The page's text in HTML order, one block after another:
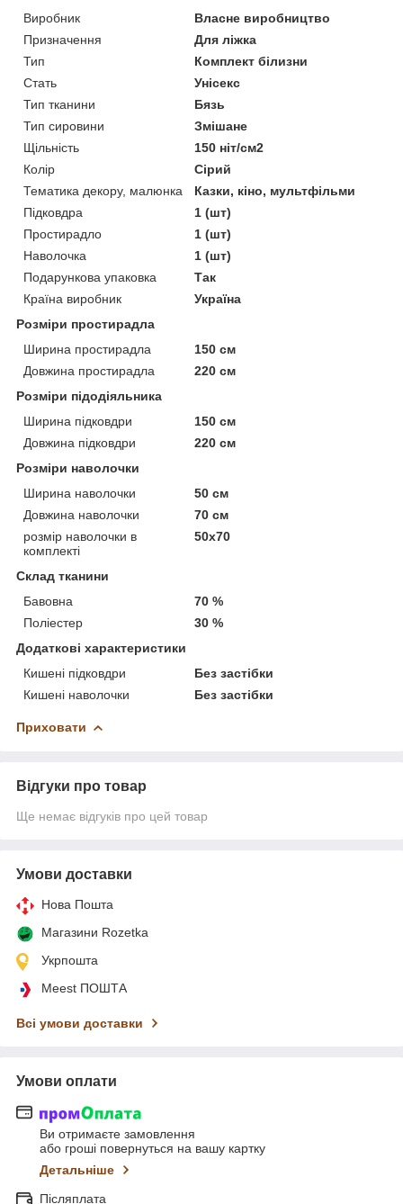
Виробник
Власне виробництво
Призначення
Для ліжка
Тип
Комплект білизни
Стать
Унісекс
Тип тканини
Бязь
Тип сировини
Змішане
Щільність
150 ніт/см2
Колір
Сірий
Тематика декору, малюнка
Казки, кіно, мультфільми
Підковдра
1 (шт)
Простирадло
1 (шт)
Наволочка
1 (шт)
Подарункова упаковка
Так
Країна виробник
Україна
Розміри простирадла
Ширина простирадла
150 см
Довжина простирадла
220 см
Розміри підодіяльника
Ширина підковдри
150 см
Довжина підковдри
220 см
Розміри наволочки
Ширина наволочки
50 см
Довжина наволочки
70 см
розмір наволочки в
комплекті
50х70
Склад тканини
Бавовна
70 %
Поліестер
30 %
Додаткові характеристики
Кишені підковдри
Без застібки
Кишені наволочки
Без застібки
Приховати
Відгуки про товар
Ще немає відгуків про цей товар
Умови доставки
Нова Пошта
Магазини Rozetka
Укрпошта
Meest ПОШТА
Всі умови доставки
Умови оплати
Ви отримаєте замовлення
або гроші повернуться на вашу картку
Детальніше
Післяплата